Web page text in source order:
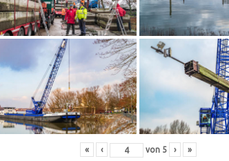
« ‹ von 5 › »